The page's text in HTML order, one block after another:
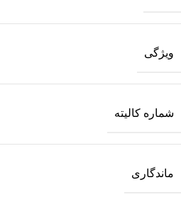
ویژگی
شماره کالیته
ماندگاری